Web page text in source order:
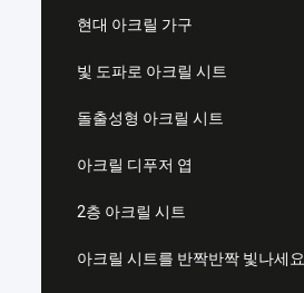
현대 아크릴 가구
빛 도파로 아크릴 시트
돌출성형 아크릴 시트
아크릴 디푸저 엽
2층 아크릴 시트
아크릴 시트를 반짝반짝 빛나세요